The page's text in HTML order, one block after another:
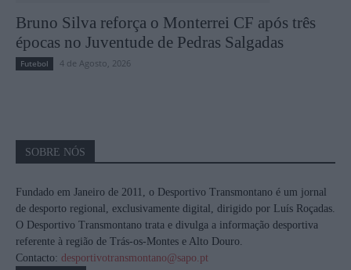
Bruno Silva reforça o Monterrei CF após três
épocas no Juventude de Pedras Salgadas
Futebol 4 de Agosto, 2026
SOBRE NÓS
Fundado em Janeiro de 2011, o Desportivo Transmontano é um jornal
de desporto regional, exclusivamente digital, dirigido por Luís Roçadas.
O Desportivo Transmontano trata e divulga a informação desportiva
referente à região de Trás-os-Montes e Alto Douro.
Contacto: desportivotransmontano@sapo.pt